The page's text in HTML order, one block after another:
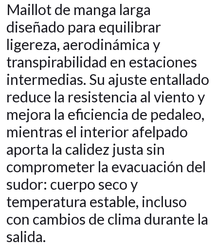
Maillot de manga larga
diseñado para equilibrar
ligereza, aerodinámica y
transpirabilidad en estaciones
intermedias. Su ajuste entallado
reduce la resistencia al viento y
mejora la eficiencia de pedaleo,
mientras el interior afelpado
aporta la calidez justa sin
comprometer la evacuación del
sudor: cuerpo seco y
temperatura estable, incluso
con cambios de clima durante la
salida.